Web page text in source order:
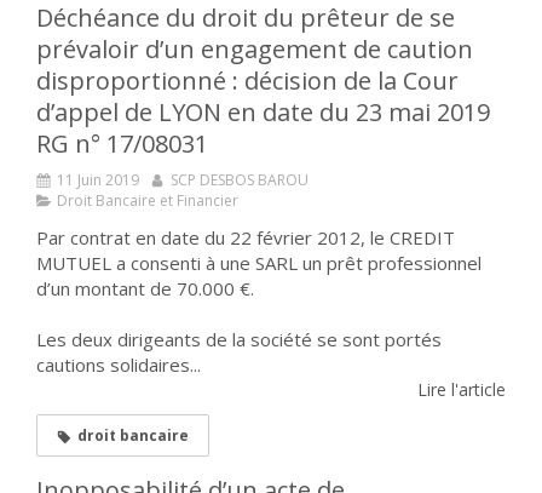
Déchéance du droit du prêteur de se
prévaloir d’un engagement de caution
disproportionné : décision de la Cour
d’appel de LYON en date du 23 mai 2019
RG n° 17/08031
11 Juin 2019
SCP DESBOS BAROU
Droit Bancaire et Financier
Par contrat en date du 22 février 2012, le CREDIT
MUTUEL a consenti à une SARL un prêt professionnel
d’un montant de 70.000 €.
Les deux dirigeants de la société se sont portés
cautions solidaires...
Lire l'article
droit bancaire